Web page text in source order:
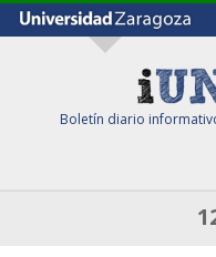
Boletín diario